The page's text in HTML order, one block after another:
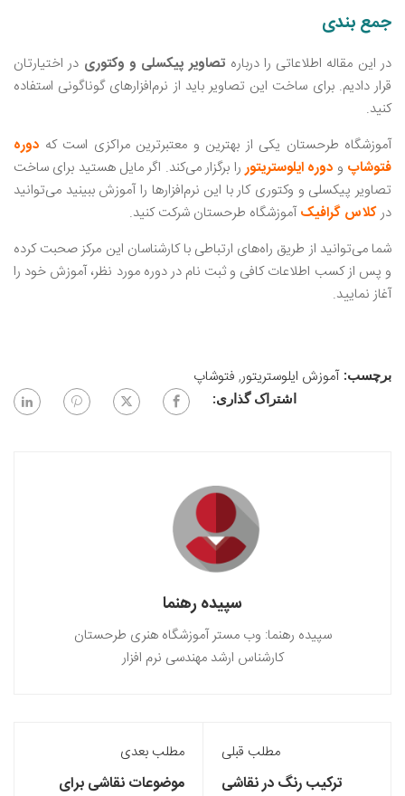
جمع بندی
در این مقاله اطلاعاتی را درباره تصاویر پیکسلی و وکتوری در اختیارتان
قرار دادیم. برای ساخت این تصاویر باید از نرم‌افزارهای گوناگونی استفاده
کنید.
آموزشگاه طرحستان یکی از بهترین و معتبرترین مراکزی است که دوره
فتوشاپ و دوره ایلوستریتوررا برگزار می‌کند. اگر مایل هستید برای ساخت
تصاویر پیکسلی و وکتوری کار با این نرم‌افزارها را آموزش ببینید می‌توانید
درکلاس گرافیکآموزشگاه طرحستان شرکت کنید.
شما می‌توانید از طریق راه‌های ارتباطی با کارشناسان این مرکز صحبت کرده
و پس از کسب اطلاعات کافی و ثبت نام در دوره مورد نظر، آموزش خود را
آغاز نمایید.
برچسب: آموزش ایلوستریتور, فتوشاپ
اشتراک گذاری:
سپیده رهنما
سپیده رهنما: وب مستر آموزشگاه هنری طرحستان
کارشناس ارشد مهندسی نرم افزار
مطلب قبلی
ترکیب رنگ در نقاشی
مطلب بعدی
موضوعات نقاشی برای